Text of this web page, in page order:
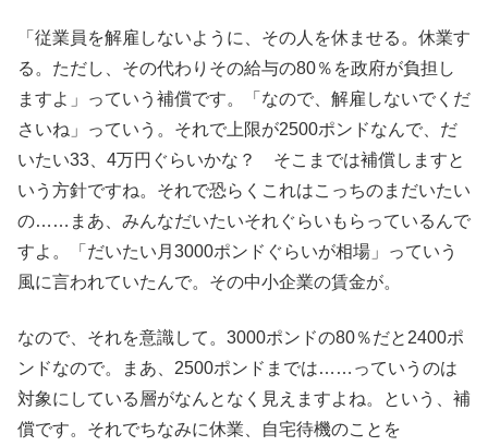
「従業員を解雇しないように、その人を休ませる。休業す
る。ただし、その代わりその給与の80％を政府が負担し
ますよ」っていう補償です。「なので、解雇しないでくだ
さいね」っていう。それで上限が2500ポンドなんで、だ
いたい33、4万円ぐらいかな？ そこまでは補償しますと
いう方針ですね。それで恐らくこれはこっちのまだいたい
の……まあ、みんなだいたいそれぐらいもらっているんで
すよ。「だいたい月3000ポンドぐらいが相場」っていう
風に言われていたんで。その中小企業の賃金が。
なので、それを意識して。3000ポンドの80％だと2400ポ
ンドなので。まあ、2500ポンドまでは……っていうのは
対象にしている層がなんとなく見えますよね。という、補
償です。それでちなみに休業、自宅待機のことを